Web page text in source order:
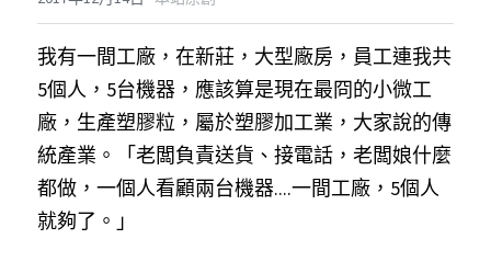
臉書粉專
聯絡我們
Facebook
我有一間工廠，在新莊，大型廠房，員工連我共
5個人，5台機器，應該算是現在最冏的小微工
廠，生產塑膠粒，屬於塑膠加工業，大家說的傳
統產業。「老闆負責送貨、接電話，老闆娘什麼
都做，一個人看顧兩台機器....一間工廠，5個人
就夠了。」